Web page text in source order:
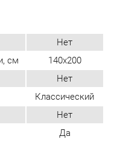
Да
Нет
Лдсп
Дуб бонифаций